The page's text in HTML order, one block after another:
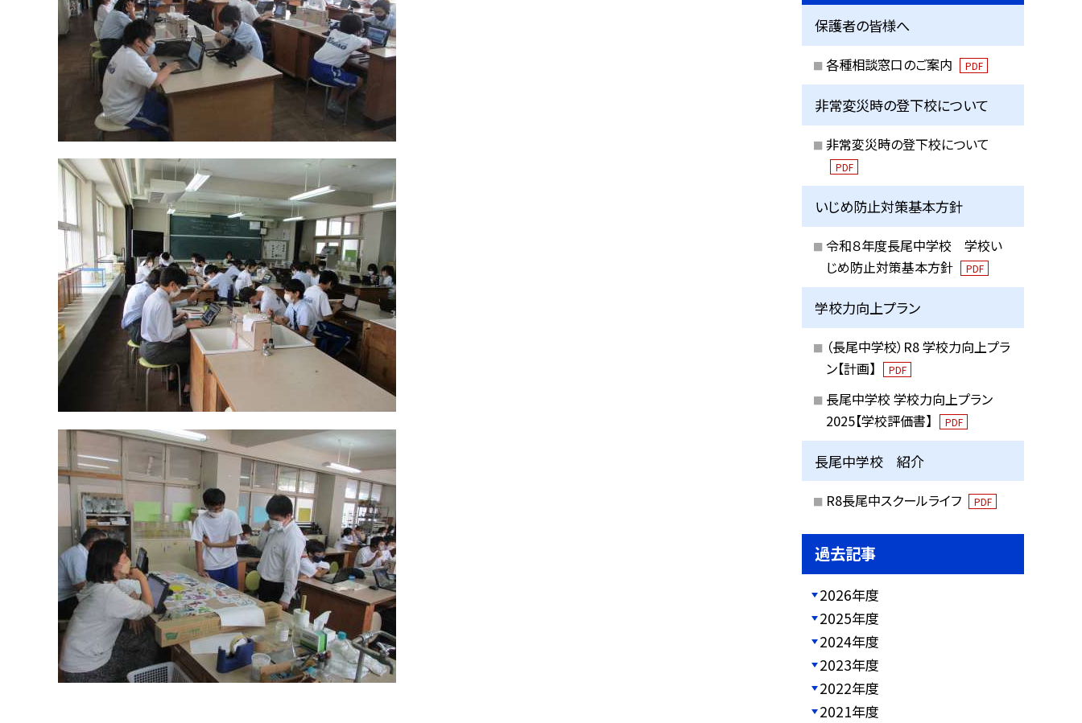
保護者の皆様へ
各種相談窓口のご案内 PDF
非常変災時の登下校について
非常変災時の登下校について
PDF
いじめ防止対策基本方針
令和８年度長尾中学校 学校い
じめ防止対策基本方針
PDF
学校力向上プラン
（長尾中学校）R8 学校力向上プラ
ン【計画】
PDF
長尾中学校 学校力向上プラン
2025【学校評価書】
PDF
長尾中学校 紹介
R8長尾中スクールライフ PDF
過去記事
2026年度
2025年度
2024年度
2023年度
2022年度
2021年度